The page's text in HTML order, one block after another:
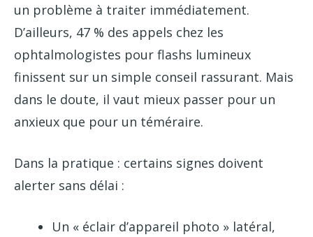
un problème à traiter immédiatement.
D’ailleurs, 47 % des appels chez les
ophtalmologistes pour flashs lumineux
finissent sur un simple conseil rassurant. Mais
dans le doute, il vaut mieux passer pour un
anxieux que pour un téméraire.
Dans la pratique : certains signes doivent
alerter sans délai :
Un « éclair d’appareil photo » latéral,